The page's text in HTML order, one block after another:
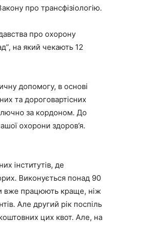
про трансфізіологію.
про охорону
на який чекають 12
допомогу, в основі
та дороговартісних
за кордоном. До
охорони здоров’я.
інститутів, де
Виконується понад 90
вже працюють краще, ніж
Але другий рік поспіль
цих квот. Але, на